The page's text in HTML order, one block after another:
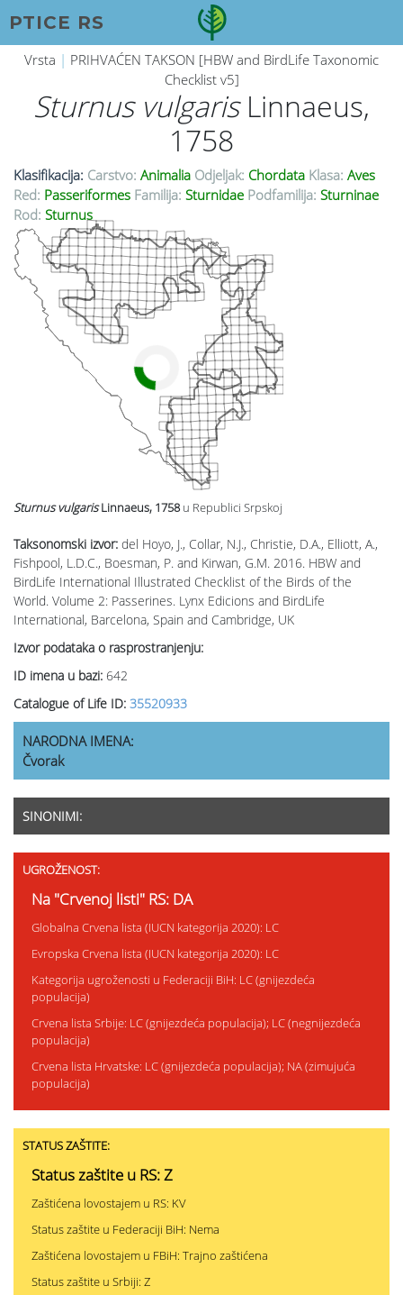
PTICE RS
Vrsta | PRIHVAĆEN TAKSON [HBW and BirdLife Taxonomic
Checklist v5]
Sturnus vulgaris Linnaeus,
1758
Klasifikacija: Carstvo: Animalia Odjeljak: Chordata Klasa: Aves
Red: Passeriformes Familija: Sturnidae Podfamilija: Sturninae
Rod: Sturnus
Taksonomski izvor: del Hoyo, J., Collar, N.J., Christie, D.A., Elliott, A.,
Fishpool, L.D.C., Boesman, P. and Kirwan, G.M. 2016. HBW and
BirdLife International Illustrated Checklist of the Birds of the
World. Volume 2: Passerines. Lynx Edicions and BirdLife
International, Barcelona, Spain and Cambridge, UK
Izvor podataka o rasprostranjenju:
ID imena u bazi: 642
Catalogue of Life ID: 35520933
Sturnus vulgarisLinnaeus, 1758 u Republici Srpskoj
NARODNA IMENA:
Čvorak
SINONIMI:
UGROŽENOST:
Na "Crvenoj listi" RS: DA
Globalna Crvena lista (IUCN kategorija 2020): LC
Evropska Crvena lista (IUCN kategorija 2020): LC
Kategorija ugroženosti u Federaciji BiH: LC (gnijezdeća
populacija)
Crvena lista Srbije: LC (gnijezdeća populacija); LC (negnijezdeća
populacija)
Crvena lista Hrvatske: LC (gnijezdeća populacija); NA (zimujuća
populacija)
STATUS ZAŠTITE:
Status zaštite u RS: Z
Zaštićena lovostajem u RS: KV
Status zaštite u Federaciji BiH: Nema
Zaštićena lovostajem u FBiH: Trajno zaštićena
Status zaštite u Srbiji: Z